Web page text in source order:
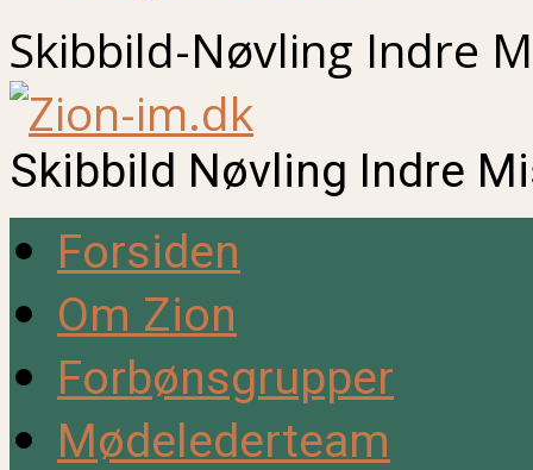
Skibbild-Nøvling Indre
Skibbild Nøvling Indre
Forsiden
Om Zion
Forbønsgrupper
Mødelederteam